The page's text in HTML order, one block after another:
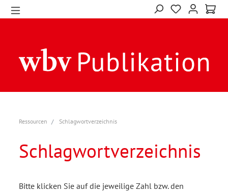
Ressourcen Schlagwortverzeichnis
Schlagwortverzeichnis
Bitte klicken Sie auf die jeweilige Zahl bzw. den